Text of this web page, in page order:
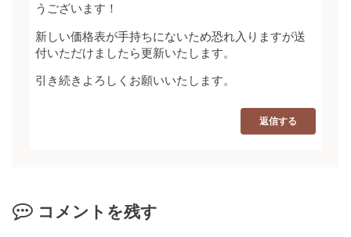
うございます！
新しい価格表が手持ちにないため恐れ入りますが送
付いただけましたら更新いたします。
引き続きよろしくお願いいたします。
返信する
コメントを残す